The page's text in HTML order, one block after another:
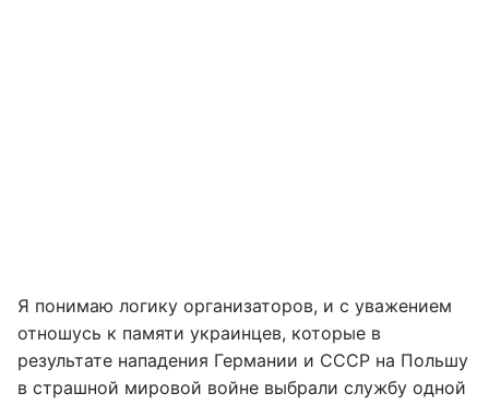
Я понимаю логику организаторов, и с уважением
отношусь к памяти украинцев, которые в
результате нападения Германии и СССР на Польшу
в страшной мировой войне выбрали службу одной